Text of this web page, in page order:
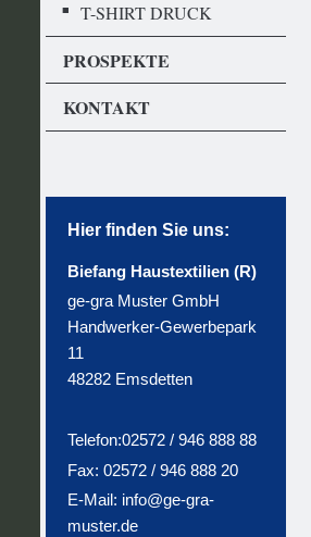
T-SHIRT DRUCK
PROSPEKTE
KONTAKT
Hier finden Sie uns:
Biefang Haustextilien (R)
ge-gra Muster GmbH
Handwerker-Gewerbepark
11
48282 Emsdetten
Telefon:02572 / 946 888 88
Fax: 02572 / 946 888 20
E-Mail: info@ge-gra-
muster.de